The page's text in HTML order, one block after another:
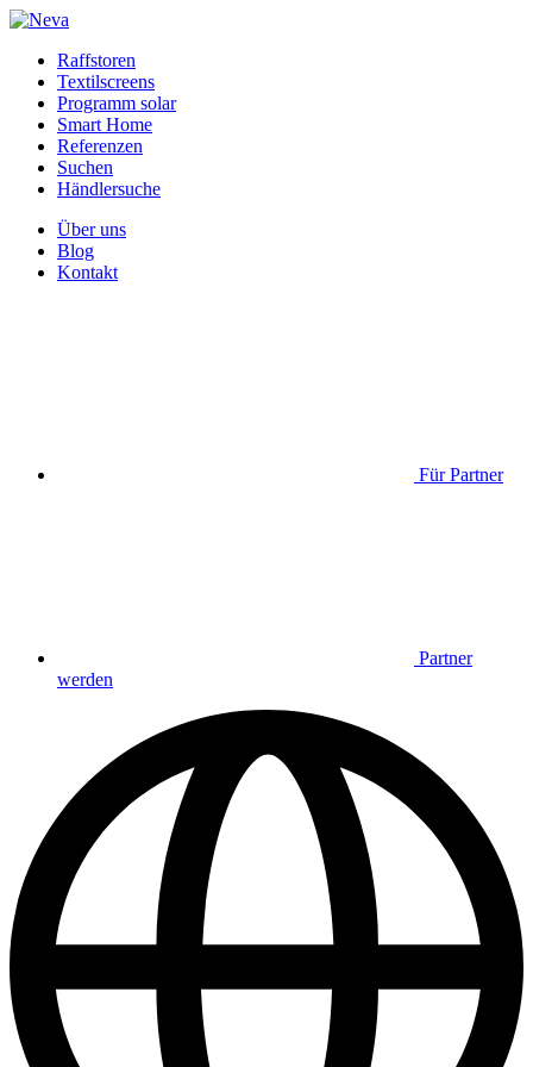
Raffstoren
Textilscreens
Programm solar
Smart Home
Referenzen
Suchen
Händlersuche
Über uns
Blog
Kontakt
Für Partner
Partner
werden